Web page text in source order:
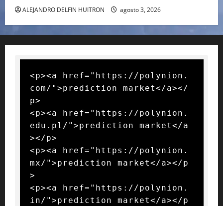
ALEJANDRO DELFIN HUITRON agosto 3, 2026
<p><a href="https://polynion.
com/">prediction market</a></
p>
<p><a href="https://polynion.
edu.pl/">prediction market</a
></p>
<p><a href="https://polynion.
mx/">prediction market</a></p
>
<p><a href="https://polynion.
in/">prediction market</a></p